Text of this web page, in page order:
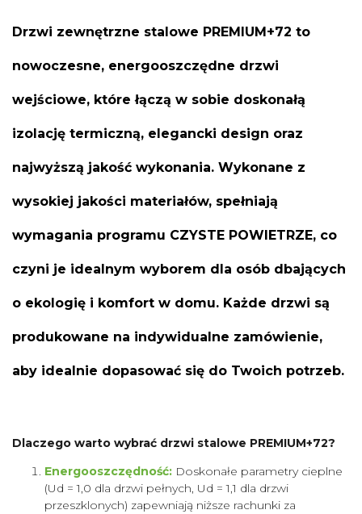
Drzwi zewnętrzne stalowe PREMIUM+72 to
nowoczesne, energooszczędne drzwi
wejściowe, które łączą w sobie doskonałą
izolację termiczną, elegancki design oraz
najwyższą jakość wykonania. Wykonane z
wysokiej jakości materiałów, spełniają
wymagania programu CZYSTE POWIETRZE, co
czyni je idealnym wyborem dla osób dbających
o ekologię i komfort w domu. Każde drzwi są
produkowane na indywidualne zamówienie,
aby idealnie dopasować się do Twoich potrzeb.
Dlaczego warto wybrać drzwi stalowe PREMIUM+72?
Energooszczędność: Doskonałe parametry cieplne
(Ud = 1,0 dla drzwi pełnych, Ud = 1,1 dla drzwi
przeszklonych) zapewniają niższe rachunki za